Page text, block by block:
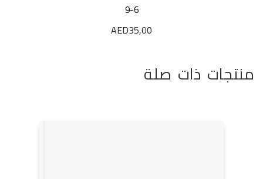
9-6
AED35,00
منتجات ذات صلة